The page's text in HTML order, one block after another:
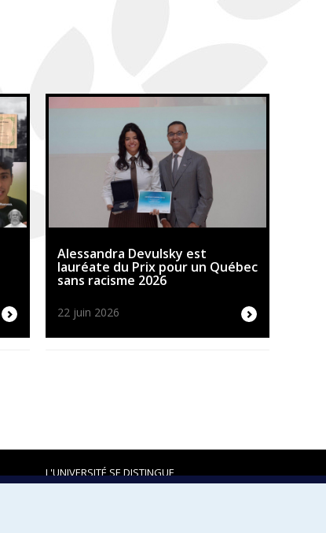
Alessandra Devulsky est
lauréate du Prix pour un Québec
sans racisme 2026
22 juin 2026
L'UNIVERSITÉ SE DISTINGUE